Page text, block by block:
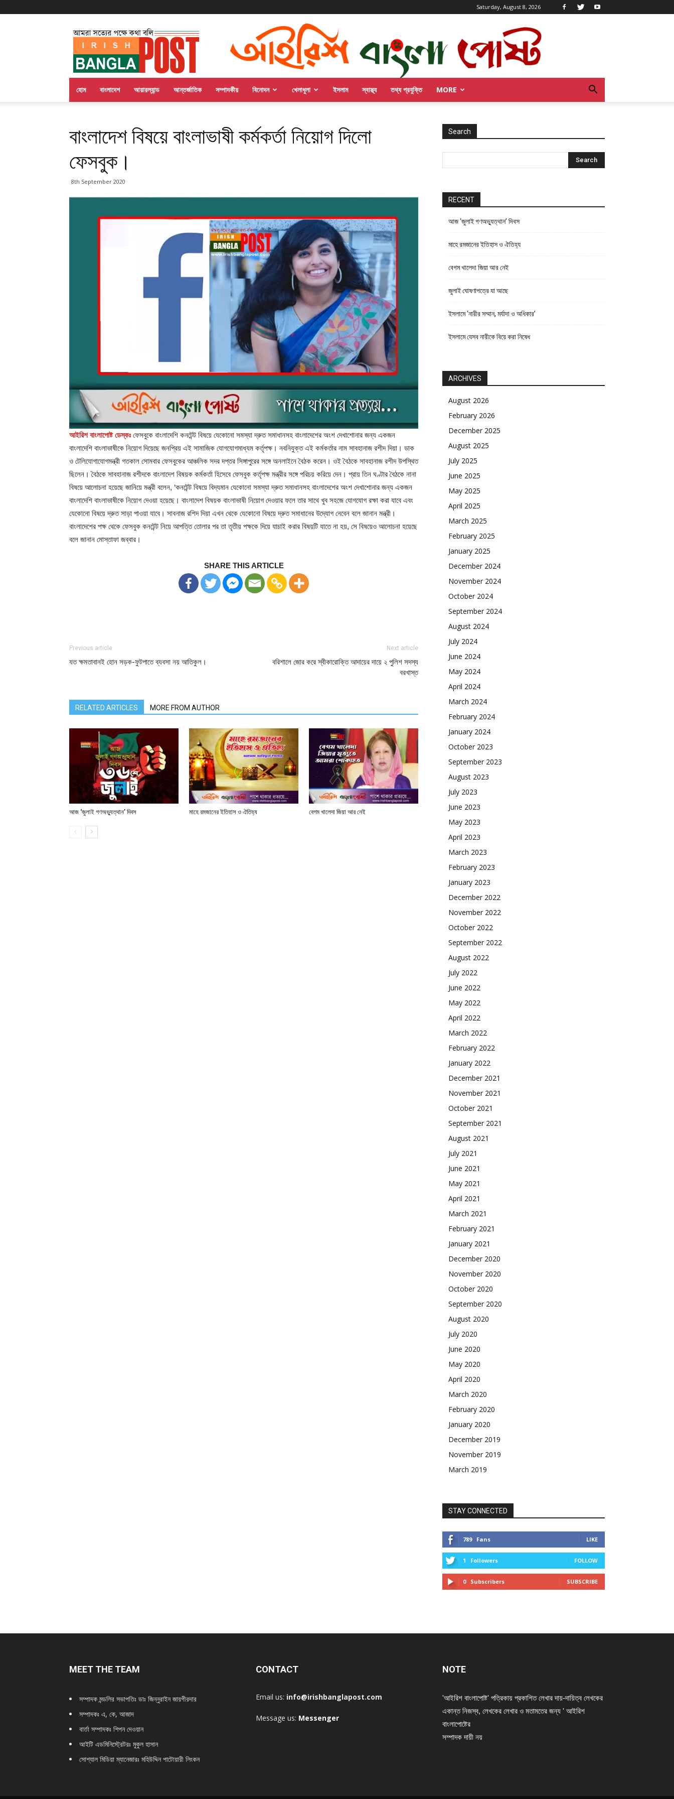
Saturday, August 8, 2026
Irish
Bangla
Post
হোম বাংলাদেশ আয়ারল্যান্ড আন্তর্জাতিক সম্পাদকীয় বিনোদন খেলাধুলা ইসলাম স্বাস্থ্য তথ্য প্রযুক্তি MORE
বাংলাদেশ বিষয়ে বাংলাভাষী কর্মকর্তা নিয়োগ দিলো
ফেসবুক।
8th September 2020
আইরিশ বাংলাপোষ্ট ডেস্কঃ ফেসবুকে বাংলাদেশি কনটেন্ট বিষয়ে যেকোনো সমস্যা দ্রুত সমাধানসহ বাংলাদেশের অংশ দেখাশোনার জন্য একজন
বাংলাদেশি বাংলাভাষীকে নিয়োগ দিয়েছে জনপ্রিয় এই সামাজিক যোগযোগমাধ্যম কর্তৃপক্ষ। নবনিযুক্ত এই কর্মকর্তার নাম সাবহানাজ রশীদ দিয়া। ডাক
ও টেলিযোগাযোগমন্ত্রী গতকাল সোমবার ফেসবুকের আঞ্চলিক সদর দপ্তর সিঙ্গাপুরের সঙ্গে অনলাইনে বৈঠক করেন। ওই বৈঠকে সাবহানাজ রশীদ উপস্থিত
ছিলেন। বৈঠকে সাবহানাজ রশীদকে বাংলাদেশ বিষয়ক কর্মকর্তা হিসেবে ফেসবুক কর্তৃপক্ষ মন্ত্রীর সঙ্গে পরিচয় করিয়ে দেন। প্রায় তিন ঘণ্টার বৈঠকে নানা
বিষয়ে আলোচনা হয়েছে জানিয়ে মন্ত্রী বলেন, ‘কনটেন্ট বিষয়ে বিদ্যমান যেকোনো সমস্যা দ্রুত সমাধানসহ বাংলাদেশের অংশ দেখাশোনার জন্য একজন
বাংলাদেশি বাংলাভাষীকে নিয়োগ দেওয়া হয়েছে। বাংলাদেশ বিষয়ক বাংলাভাষী নিয়োগ দেওয়ার ফলে তার সাথে খুব সহজে যোগযোগ রক্ষা করা যাবে এবং
যেকোনো বিষয়ে দ্রুত সাড়া পাওয়া যাবে। সাবনাজ রশিদ দিয়া এখন থেকে যেকোনো বিষয়ে দ্রুত সমাধানের উদ্যোগ নেবেন বলে জানান মন্ত্রী।
বাংলাদেশের পক্ষ থেকে ফেসবুক কনটেন্ট নিয়ে আপত্তি তোলার পর তা তৃতীয় পক্ষকে দিয়ে যাচাই করার বিষয়টি যাতে না হয়, সে বিষয়েও আলোচনা হয়েছে
বলে জানান মোস্তাফা জব্বার।
SHARE THIS ARTICLE
Previous article
যত ক্ষমতাবানই হোন সড়ক-ফুটপাতে ব্যবসা নয় আতিকুল।
Next article
বরিশালে জোর করে স্বীকারোক্তি আদায়ের দায়ে ২ পুলিশ সদস্য
বরখাস্ত
RELATED ARTICLES MORE FROM AUTHOR
আজ ‘জুলাই গণঅভ্যুত্থান’ দিবস মাহে রমজানের ইতিহাস ও ঐতিহ্য বেগম খালেদা জিয়া আর নেই
Search
RECENT
আজ ‘জুলাই গণঅভ্যুত্থান’ দিবস
মাহে রমজানের ইতিহাস ও ঐতিহ্য
বেগম খালেদা জিয়া আর নেই
জুলাই ঘোষণাপত্রে যা আছে
ইসলামে ‘নারীর সম্মান, মর্যাদা ও অধিকার’
ইসলামে যেসব নারীকে বিয়ে করা নিষেধ
ARCHIVES
August 2026
February 2026
December 2025
August 2025
July 2025
June 2025
May 2025
April 2025
March 2025
February 2025
January 2025
December 2024
November 2024
October 2024
September 2024
August 2024
July 2024
June 2024
May 2024
April 2024
March 2024
February 2024
January 2024
October 2023
September 2023
August 2023
July 2023
June 2023
May 2023
April 2023
March 2023
February 2023
January 2023
December 2022
November 2022
October 2022
September 2022
August 2022
July 2022
June 2022
May 2022
April 2022
March 2022
February 2022
January 2022
December 2021
November 2021
October 2021
September 2021
August 2021
July 2021
June 2021
May 2021
April 2021
March 2021
February 2021
January 2021
December 2020
November 2020
October 2020
September 2020
August 2020
July 2020
June 2020
May 2020
April 2020
March 2020
February 2020
January 2020
December 2019
November 2019
March 2019
STAY CONNECTED
789 Fans LIKE
1 Followers FOLLOW
0 Subscribers SUBSCRIBE
MEET THE TEAM
সম্পাদক মন্ডলির সভাপতিঃ ডাঃ জিন্নুরাইন জায়গীরদার
সম্পাদকঃ এ, কে, আজাদ
বার্তা সম্পাদকঃ শিপন দেওয়ান
আইটি এডমিনিস্ট্রেটরঃ মুকুল হাসান
সোশ্যাল মিডিয়া ম্যানেজারঃ মহিউদ্দিন পাটোয়ারী লিংকন
CONTACT
Email us: info@irishbanglapost.com
Message us: Messenger
NOTE
'আইরিশ বাংলাপোষ্ট' পত্রিকায় প্রকাশিত লেখার দায়-দায়িত্ব লেখকের
একান্ত নিজস্ব, লেখকের লেখার ও মতামতের জন্য ' আইরিশ
বাংলাপোষ্টের
সম্পাদক দায়ী নয়